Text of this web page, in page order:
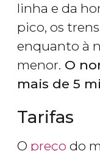
linha e da
pico, os
enquanto à
menor. O
mais de 5
Tarifas
O preço do